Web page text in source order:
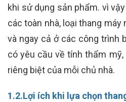
khi sử dụng sản phẩm. vì
các toàn nhà, loại thang máy
và ngay cả ở các công trình
có yêu cầu về tính thẩm
riêng biệt của mỗi chủ nhà.
1.2.Lợi ích khi lựa chọn